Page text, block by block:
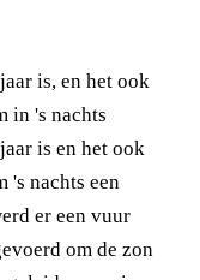
is, en het ook
in 's nachts
is en het ook
's nachts een
er een vuur
om de zon